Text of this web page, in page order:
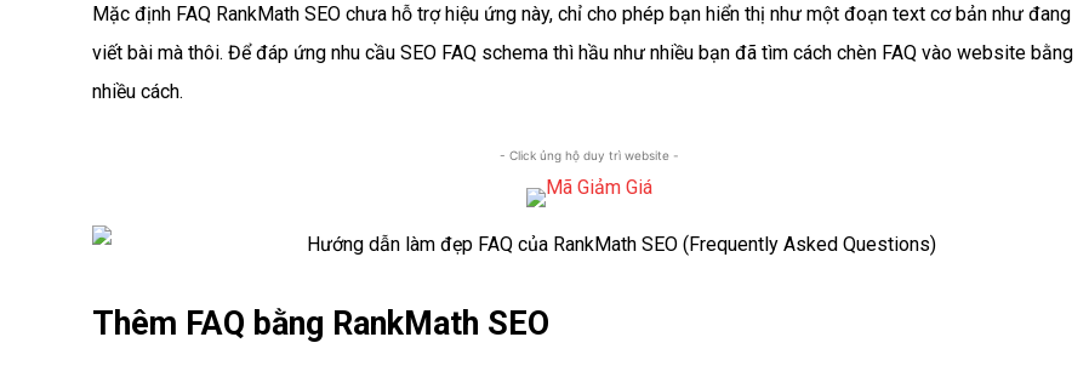
Mặc định FAQ RankMath SEO chưa hỗ trợ hiệu ứng này, chỉ cho phép bạn hiển thị như một đoạn text cơ bản như đang
viết bài mà thôi. Để đáp ứng nhu cầu SEO FAQ schema thì hầu như nhiều bạn đã tìm cách chèn FAQ vào website bằng
nhiều cách.
- Click ủng hộ duy trì website -
Thêm FAQ bằng RankMath SEO